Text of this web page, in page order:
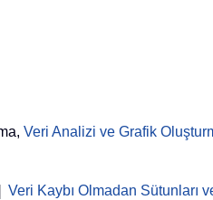
Veri Analizi ve Grafik
Veri Kaybı Olmadan Sütunları